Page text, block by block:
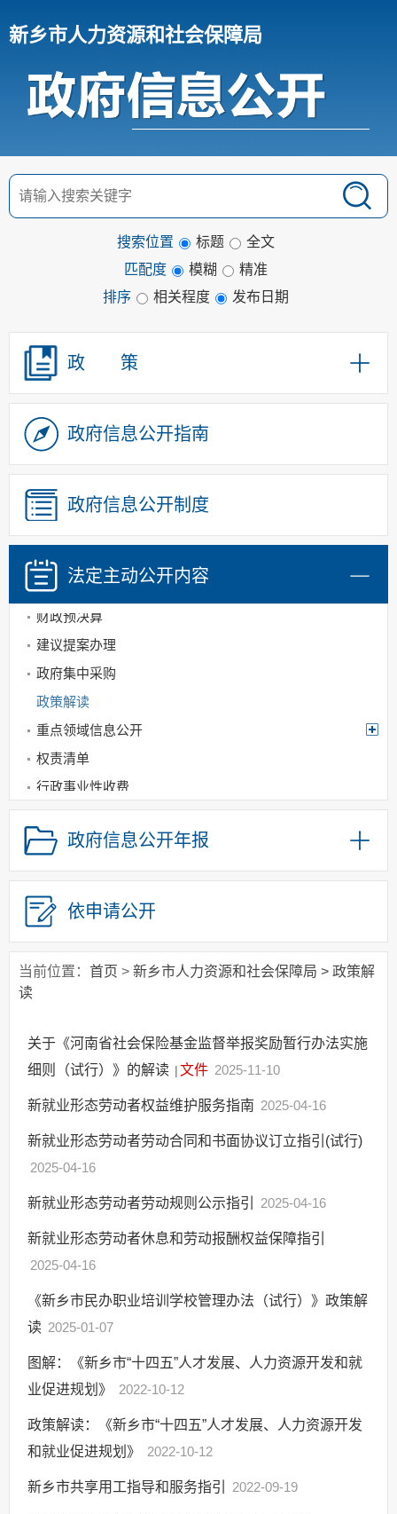
新乡市人力资源和社会保障局
搜索位置 标题
全文
匹配度
模糊
精准
排序
相关程度 发布日期
政 策
政府信息公开指南
政府信息公开制度
法定主动公开内容
机构职能
规划信息
行政许可和其他对
外管理服务信息
处罚强制
财政预决算
建议提案办理
政府集中采购
政策解读
重点领域信息公开
权责清单
行政事业性收费
公务员招录
政务流程政府信息公开年报
依申请公开
当前位置： 首页 > 新乡市人力资源和社会保障局 > 政策解
读
关于《河南省社会保险基金监督举报奖励暂行办法实施
细则（试行）》的解读 |文件 2025-11-10
新就业形态劳动者权益维护服务指南 2025-04-16
新就业形态劳动者劳动合同和书面协议订立指引(试行)
2025-04-16
新就业形态劳动者劳动规则公示指引 2025-04-16
新就业形态劳动者休息和劳动报酬权益保障指引
2025-04-16
《新乡市民办职业培训学校管理办法（试行）》政策解
读 2025-01-07
图解：《新乡市“十四五”人才发展、人力资源开发和就
业促进规划》
2022-10-12
政策解读：《新乡市“十四五”人才发展、人力资源开发
和就业促进规划》
2022-10-12
新乡市共享用工指导和服务指引 2022-09-19